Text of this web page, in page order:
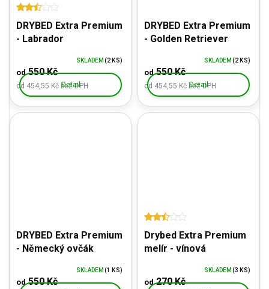
DRYBED Extra Premium
- Labrador
od 454,55 Kč bez DPH
od550 Kč
SKLADEM (2 KS)
Detail
DRYBED Extra Premium
- Golden Retriever
od 454,55 Kč bez DPH
od550 Kč
SKLADEM (2 KS)
Detail
DRYBED Extra Premium
- Německý ovčák
od550 Kč
SKLADEM (1 KS)
Drybed Extra Premium
melír - vínová
od270 Kč
SKLADEM (3 KS)